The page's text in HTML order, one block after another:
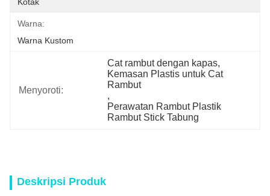
Warna:
Warna Kustom
Menyoroti:
Cat rambut dengan kapas,
Kemasan Plastis untuk Cat
Rambut
,
Perawatan Rambut Plastik
Rambut Stick Tabung
Deskripsi Produk